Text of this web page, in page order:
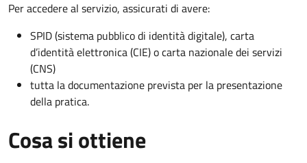
Per accedere al servizio, assicurati di avere:
SPID (sistema pubblico di identità digitale), carta
d’identità elettronica (CIE) o carta nazionale dei servizi
(CNS)
tutta la documentazione prevista per la presentazione
della pratica.
Cosa si ottiene